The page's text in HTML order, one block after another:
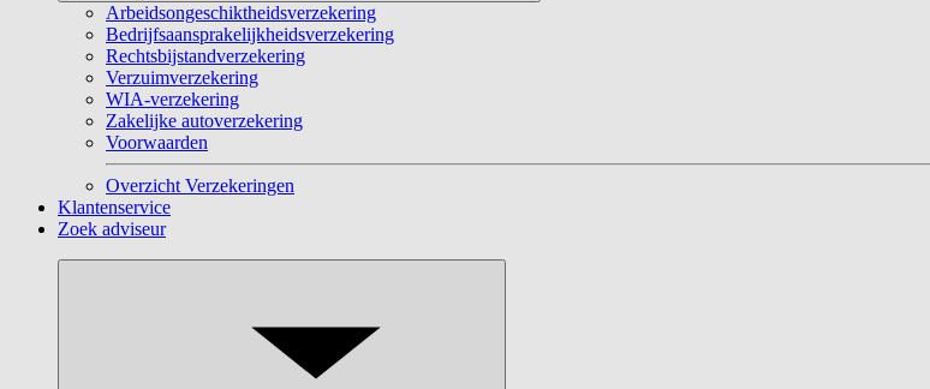
Arbeidsongeschiktheidsverzekering
Bedrijfsaansprakelijkheidsverzekering
Rechtsbijstandverzekering
Verzuimverzekering
WIA-verzekering
Zakelijke autoverzekering
Voorwaarden
Overzicht Verzekeringen
Klantenservice
Zoek adviseur